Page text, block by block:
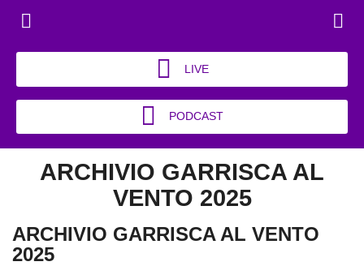
LIVE
PODCAST
ARCHIVIO GARRISCA AL
VENTO 2025
ARCHIVIO GARRISCA AL VENTO
2025